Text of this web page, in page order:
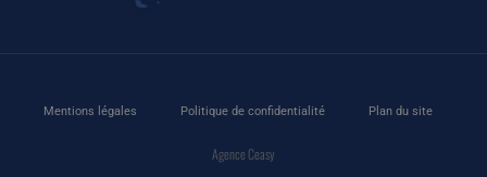
Mentions légales Politique de confidentialité Plan du site
Agence Ceasy